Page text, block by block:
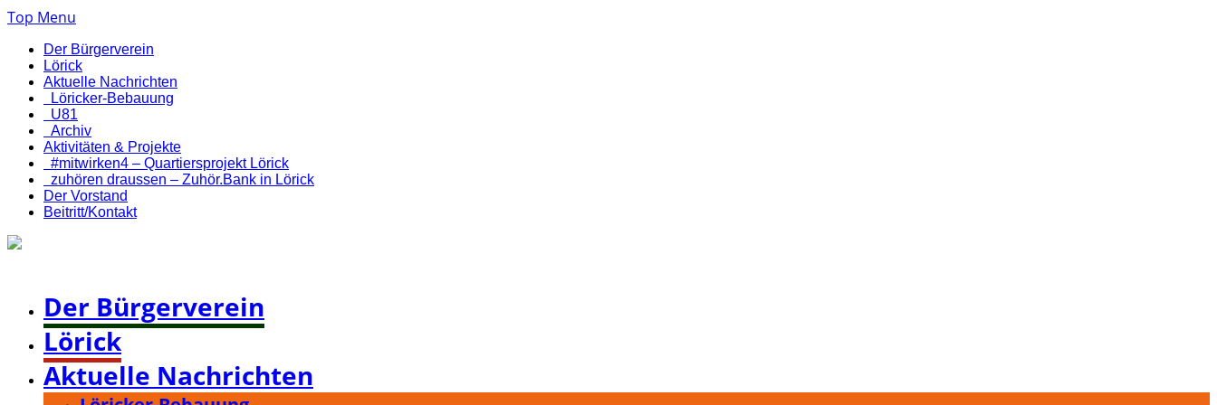
Top Menu
Der Bürgerverein
Lörick
Aktuelle Nachrichten
Löricker-Bebauung
U81
Archiv
Aktivitäten & Projekte
#mitwirken4 – Quartiersprojekt Lörick
zuhören draussen – Zuhör.Bank in Lörick
Der Vorstand
Beitritt/Kontakt
Der Bürgerverein
Lörick
Aktuelle Nachrichten